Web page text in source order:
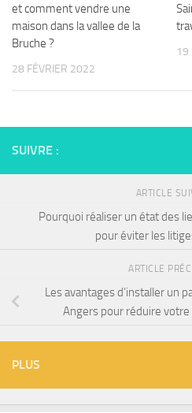
et comment vendre une
maison dans la vallee de la
Bruche ?
28 FÉVRIER 2022
19
SUIVRE :
ARTICLE
Pourquoi réaliser un état des
pour éviter les
ARTICLE
Les avantages d’installer un
Angers pour réduire
PLUS